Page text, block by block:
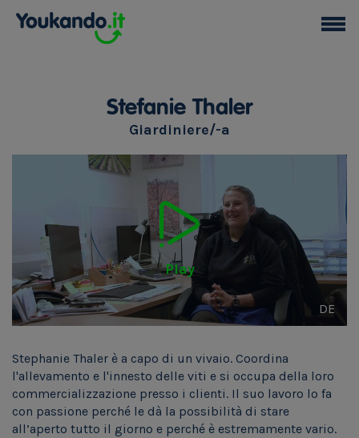
Stefanie Thaler
Giardiniere/-a
Play
DE
Stephanie Thaler è a capo di un vivaio. Coordina
l'allevamento e l'innesto delle viti e si occupa della loro
commercializzazione presso i clienti. Il suo lavoro lo fa
con passione perché le dà la possibilità di stare
all’aperto tutto il giorno e perché è estremamente vario.